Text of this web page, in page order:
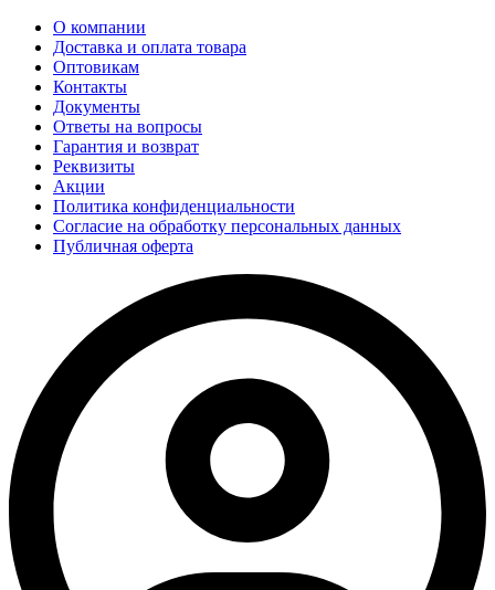
О компании
Доставка и оплата товара
Оптовикам
Контакты
Документы
Ответы на вопросы
Гарантия и возврат
Реквизиты
Акции
Политика конфиденциальности
Согласие на обработку персональных данных
Публичная оферта